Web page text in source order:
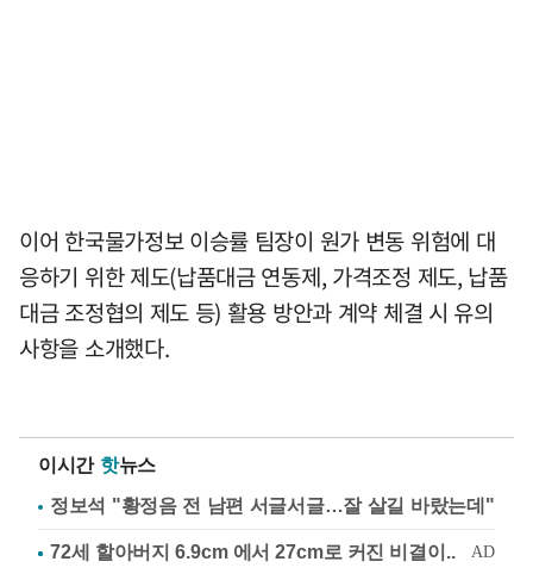
이어 한국물가정보 이승률 팀장이 원가 변동 위험에 대
응하기 위한 제도(납품대금 연동제, 가격조정 제도, 납품
대금 조정협의 제도 등) 활용 방안과 계약 체결 시 유의
사항을 소개했다.
이시간 핫뉴스
정보석 "황정음 전 남편 서글서글…잘 살길 바랐는데"